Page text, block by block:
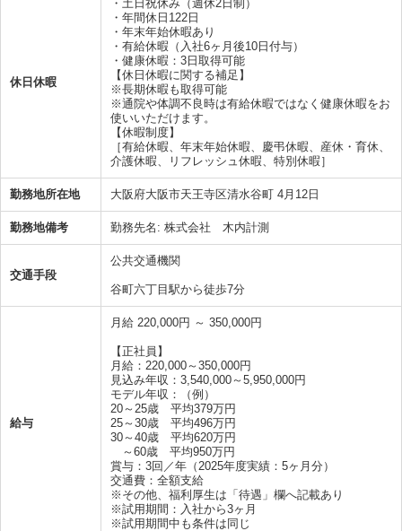
休日休暇
・土日祝休み（週休2日制）
・年間休日122日
・年末年始休暇あり
・有給休暇（入社6ヶ月後10日付与）
・健康休暇：3日取得可能
【休日休暇に関する補足】
※長期休暇も取得可能
※通院や体調不良時は有給休暇ではなく健康休暇をお
使いいただけます。
【休暇制度】
［有給休暇、年末年始休暇、慶弔休暇、産休・育休、
介護休暇、リフレッシュ休暇、特別休暇］
勤務地所在地 大阪府大阪市天王寺区清水谷町 4月12日
勤務地備考 勤務先名: 株式会社 木内計測
交通手段
公共交通機関
谷町六丁目駅から徒歩7分
給与
月給 220,000円 ～ 350,000円
【正社員】
月給：220,000～350,000円
見込み年収：3,540,000～5,950,000円
モデル年収：（例）
20～25歳 平均379万円
25～30歳 平均496万円
30～40歳 平均620万円
～60歳 平均950万円
賞与：3回／年（2025年度実績：5ヶ月分）
交通費：全額支給
※その他、福利厚生は「待遇」欄へ記載あり
※試用期間：入社から3ヶ月
※試用期間中も条件は同じ